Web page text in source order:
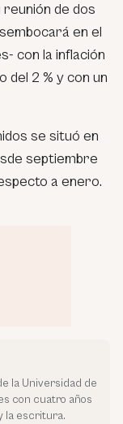
de dos
en el
con la inflación
del 2 % y con un
se situó en
septiembre
a enero.
la Universidad de
con cuatro años
la escritura.